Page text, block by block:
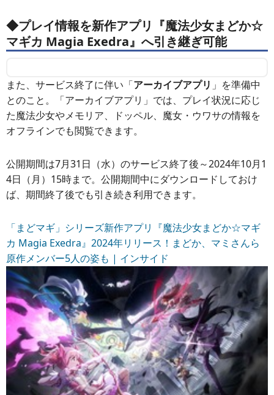
◆プレイ情報を新作アプリ『魔法少女まどか☆
マギカ Magia Exedra』へ引き継ぎ可能
また、サービス終了に伴い「アーカイブアプリ 」を準備中
とのこと。「アーカイブアプリ」では、プレイ状況に応じ
た魔法少女やメモリア、ドッペル、魔女・ウワサの情報を
オフラインでも閲覧できます。
公開期間は7月31日（水）のサービス終了後～2024年10月1
4日（月）15時まで。公開期間中にダウンロードしておけ
ば、期間終了後でも引き続き利用できます。
「まどマギ」シリーズ新作アプリ『魔法少女まどか☆マギ
カ Magia Exedra』2024年リリース！まどか、マミさんら
原作メンバー5人の姿も | インサイド